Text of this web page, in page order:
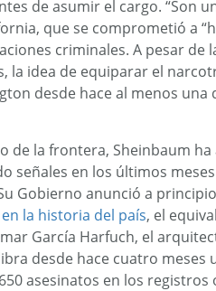
de asumir el cargo. “Son
que se comprometió a
criminales. A pesar de
la idea de equiparar el
desde hace al menos una
de la frontera, Sheinbaum
señales en los últimos
Gobierno anunció a
la historia del país, el
García Harfuch, el
desde hace cuatro meses
asesinatos en los registros